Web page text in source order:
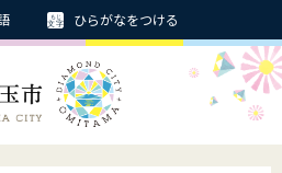
ひらがなをつける